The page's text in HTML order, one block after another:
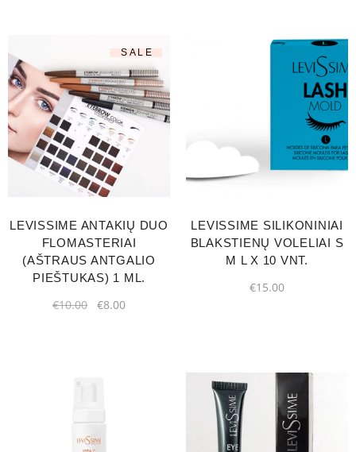
SALE
LEVISSIME ANTAKIŲ DUO
FLOMASTERIAI
(AŠTRAUS ANTGALIO
PIEŠTUKAS) 1 ML.
€10.00 €8.00
LEVISSIME SILIKONINIAI
BLAKSTIENŲ VOLELIAI S
M L X 10 VNT.
€15.00